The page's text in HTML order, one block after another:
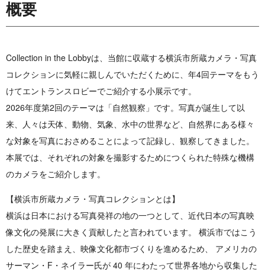
概要
Collection in the Lobbyは、当館に収蔵する横浜市所蔵カメラ・写真
コレクションに気軽に親しんでいただくために、年4回テーマをもう
けてエントランスロビーでご紹介する小展示です。
2026年度第2回のテーマは「自然観察」です。写真が誕生して以
来、人々は天体、動物、気象、水中の世界など、自然界にある様々
な対象を写真におさめることによって記録し、観察してきました。
本展では、それぞれの対象を撮影するためにつくられた特殊な機構
のカメラをご紹介します。
【横浜市所蔵カメラ・写真コレクションとは】
横浜は日本における写真発祥の地の一つとして、近代日本の写真映
像文化の発展に大きく貢献したと言われています。 横浜市ではこう
した歴史を踏まえ、映像文化都市づくりを進めるため、 アメリカの
サーマン・F・ネイラー氏が 40 年にわたって世界各地から収集した